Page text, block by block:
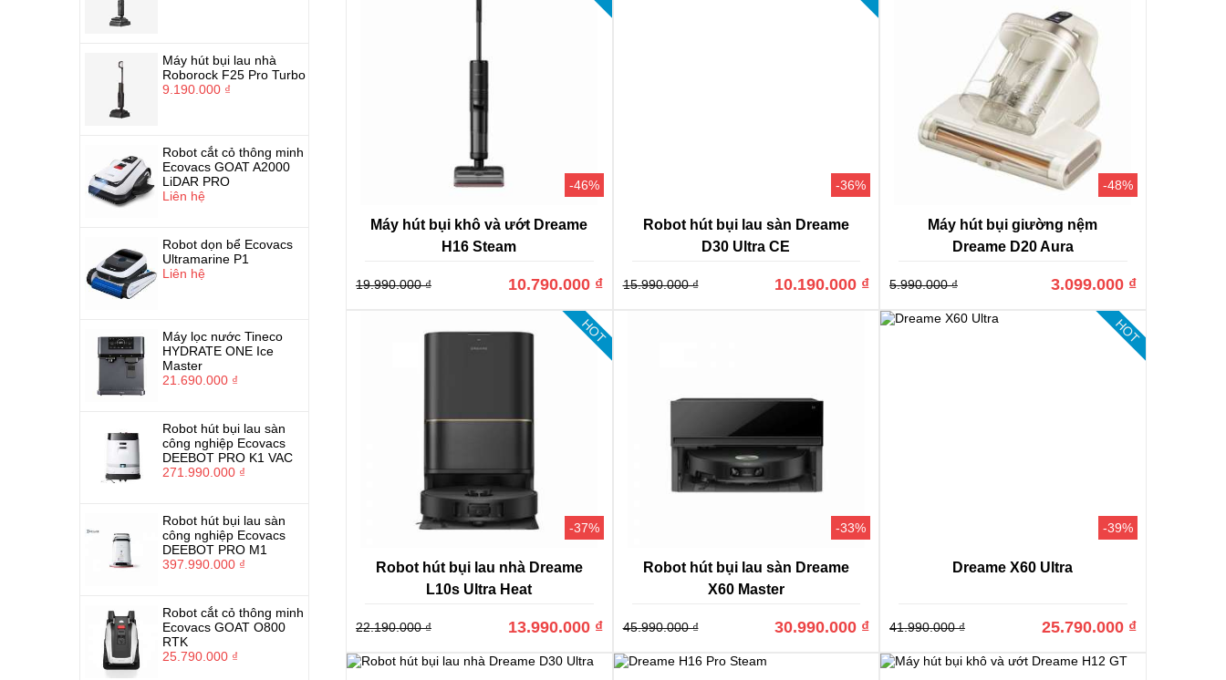
Máy hút bụi lau nhà
Roborock F25 Pro Turbo
9.190.000 ₫
Robot cắt cỏ thông minh
Ecovacs GOAT A2000
LiDAR PRO
Liên hệ
Robot dọn bể Ecovacs
Ultramarine P1
Liên hệ
Máy lọc nước Tineco
HYDRATE ONE Ice
Master
21.690.000 ₫
Robot hút bụi lau sàn
công nghiệp Ecovacs
DEEBOT PRO K1 VAC
271.990.000 ₫
Robot hút bụi lau sàn
công nghiệp Ecovacs
DEEBOT PRO M1
397.990.000 ₫
Robot cắt cỏ thông minh
Ecovacs GOAT O800
RTK
25.790.000 ₫
Giá cả hợp lý, chất lượng vượt trội
của nhiều nhóm khách hàng. Hãng cũng tự tin khẳng định sự thấu hiểu tâm lý khách hàng của mình khi mà từng sản phẩm
Giá cả đa dạng, phù hợp nhiều nhóm khách hàng với nhu cầu khác nhau góp phần làm cho sản phẩm mà hãng tung ra đều được
người tiêu dùng hướng tới nhiệt tình.
-46%
Máy hút bụi khô và ướt Dreame
H16 Steam
19.990.000 ₫ 10.790.000 ₫
-36%
Robot hút bụi lau sàn Dreame
D30 Ultra CE
15.990.000 ₫ 10.190.000 ₫
-48%
Máy hút bụi giường nệm
Dreame D20 Aura
5.990.000 ₫ 3.099.000 ₫
HOT
-37%
Robot hút bụi lau nhà Dreame
L10s Ultra Heat
22.190.000 ₫ 13.990.000 ₫
-33%
Robot hút bụi lau sàn Dreame
X60 Master
45.990.000 ₫ 30.990.000 ₫
HOT
-39%
Dreame X60 Ultra
41.990.000 ₫ 25.790.000 ₫